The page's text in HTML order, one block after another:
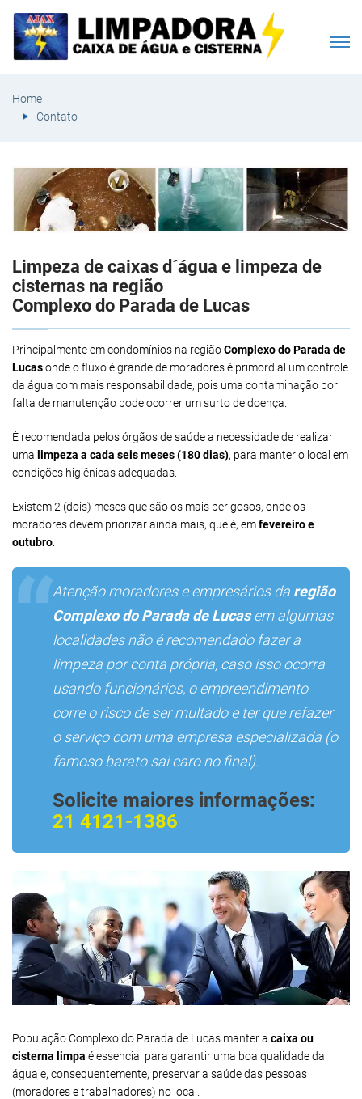
Home
Contato
Limpeza de caixas d´água e limpeza de
cisternas na região
Complexo do Parada de Lucas
Principalmente em condomínios na regiãoComplexo do Parada de
Lucasonde o fluxo é grande de moradores é primordial um controle
da água com mais responsabilidade, pois uma contaminação por
falta de manutenção pode ocorrer um surto de doença.
É recomendada pelos órgãos de saúde a necessidade de realizar
uma limpeza a cada seis meses (180 dias), para manter o local em
condições higiênicas adequadas.
Existem 2 (dois) meses que são os mais perigosos, onde os
moradores devem priorizar ainda mais, que é, emfevereiro e
outubro
Atenção moradores e empresários da região
Complexo do Parada de Lucasem algumas
localidades não é recomendado fazer a
limpeza por conta própria, caso isso ocorra
usando funcionários, o empreendimento
corre o risco de ser multado e ter que refazer
o serviço com uma empresa especializada (o
famoso barato sai caro no final).
Solicite maiores informações:
21 4121-1386
População Complexo do Parada de Lucas manter a caixa ou
cisterna limpa é essencial para garantir uma boa qualidade da
água e, consequentemente, preservar a saúde das pessoas
(moradores e trabalhadores) no local.